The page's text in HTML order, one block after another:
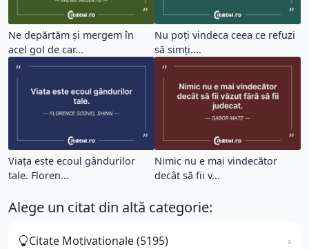
Ne depărtăm și mergem în
acel gol de car...
Nu poți vindeca ceea ce refuzi
să simți....
Viața este ecoul gândurilor
tale. Floren...
Nimic nu e mai vindecător
decât să fii v...
Alege un citat din altă categorie:
Citate Motivationale (5195)